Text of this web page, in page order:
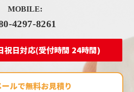
MOBILE:
4297-8261
祝日対応(受付時間 24時間)
ールで無料お見積り